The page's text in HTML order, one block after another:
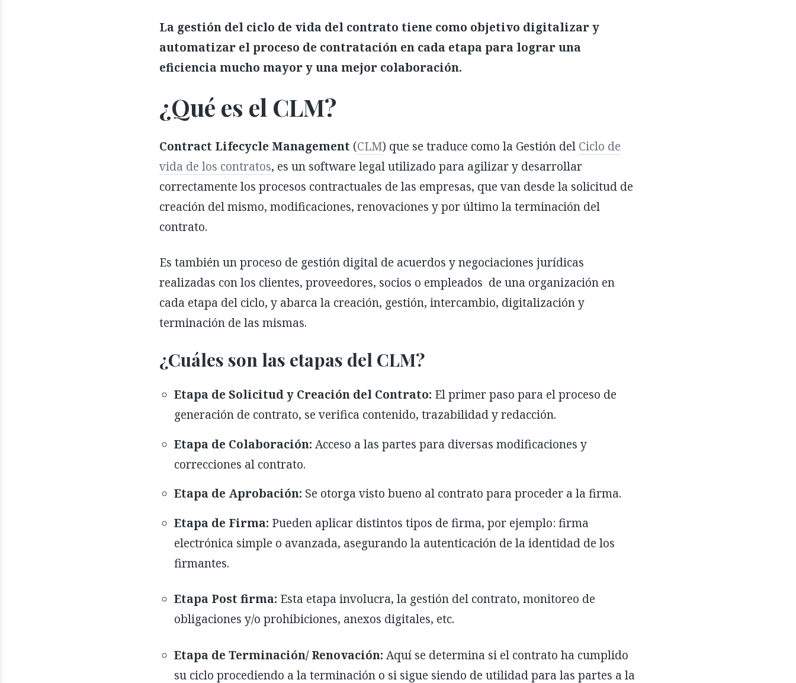
La gestión del ciclo de vida del contrato tiene como objetivo digitalizar y
automatizar el proceso de contratación en cada etapa para lograr una
eficiencia mucho mayor y una mejor colaboración.
¿Qué es el CLM?
Contract Lifecycle Management (CLM) que se traduce como la Gestión del Ciclo de
vida de los contratos, es un software legal utilizado para agilizar y desarrollar
correctamente los procesos contractuales de las empresas, que van desde la solicitud de
creación del mismo, modificaciones, renovaciones y por último la terminación del
contrato.
Es también un proceso de gestión digital de acuerdos y negociaciones jurídicas
realizadas con los clientes, proveedores, socios o empleados de una organización en
cada etapa del ciclo, y abarca la creación, gestión, intercambio, digitalización y
terminación de las mismas.
¿Cuáles son las etapas del CLM?
Etapa de Solicitud y Creación del Contrato: El primer paso para el proceso de
generación de contrato, se verifica contenido, trazabilidad y redacción.
Etapa de Colaboración: Acceso a las partes para diversas modificaciones y
correcciones al contrato.
Etapa de Aprobación: Se otorga visto bueno al contrato para proceder a la firma.
Etapa de Firma: Pueden aplicar distintos tipos de firma, por ejemplo: firma
electrónica simple o avanzada, asegurando la autenticación de la identidad de los
firmantes.
Etapa Post firma: Esta etapa involucra, la gestión del contrato, monitoreo de
obligaciones y/o prohibiciones, anexos digitales, etc.
Etapa de Terminación/ Renovación: Aquí se determina si el contrato ha cumplido
su ciclo procediendo a la terminación o si sigue siendo de utilidad para las partes a la